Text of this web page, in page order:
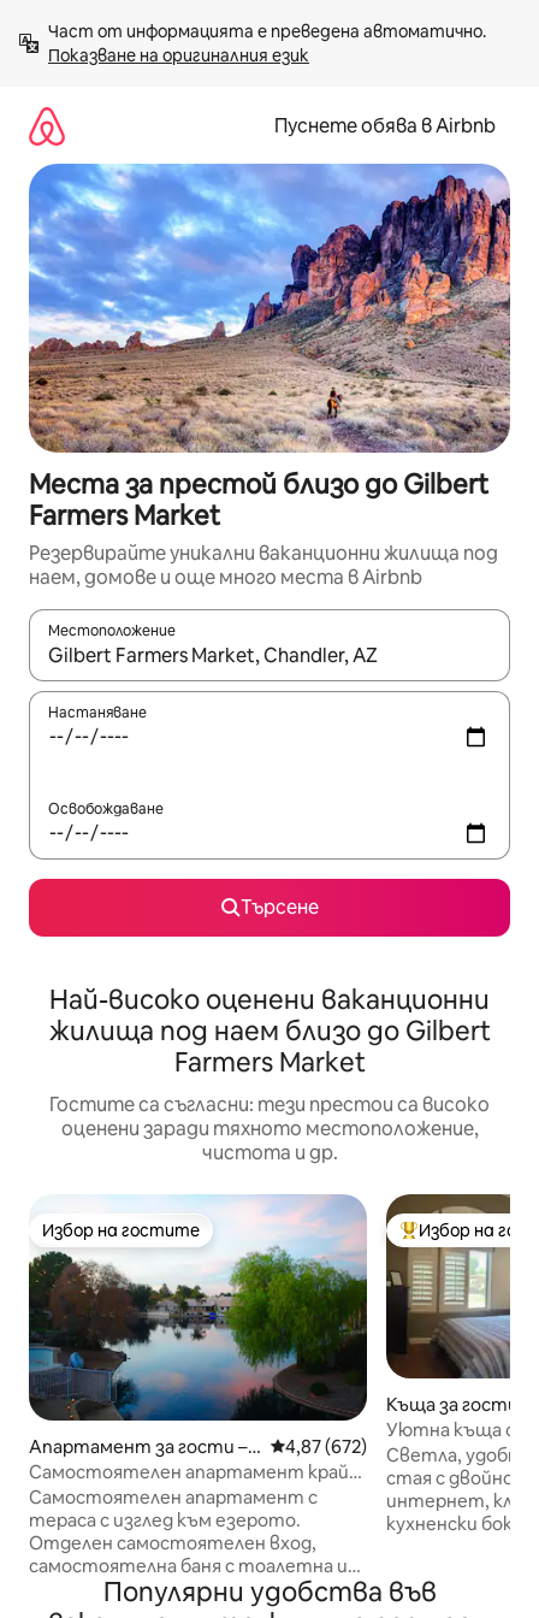
към
съдържанието
Показване на оригиналния език
Пуснете обява в Airbnb
Места за престой близо до Gilbert
Farmers Market
Резервирайте уникални ваканционни жилища под
наем, домове и още много места в Airbnb
Местоположение
Когато резултатите се покажат, използвайте
Настаняване
Освобождаване
Търсене
Най-високо оценени ваканционни
жилища под наем близо до Gilbert
Farmers Market
Гостите са съгласни: тези престои са високо
оценени заради тяхното местоположение,
чистота и др.
Избор на гостите
Избор на гостите
Апартамент за гости –
Chandler
Средна оценка: 4,87 от 5,
4,87 (672)
Самостоятелен апартамент край
водата с веранда с изглед към
езерото
Самостоятелен апартамент с
тераса с изглед към езерото.
Отделен самостоятелен вход,
самостоятелна баня с тоалетна и
малка кухненска ниша, която
включва микровълнова печка, мини
Най-популярен
Избор на
Къща за гости –
Уютна къща с
Светла,
стая с двойно
интернет,
кухненски бокс
кафемашина
Популярни удобства във